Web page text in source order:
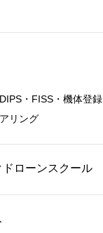
DIPS・FISS・機体登録
リング
ドローンスクール